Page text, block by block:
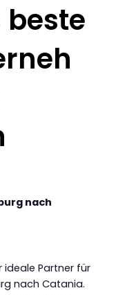
nach
ideale Partner für
nach Catania.